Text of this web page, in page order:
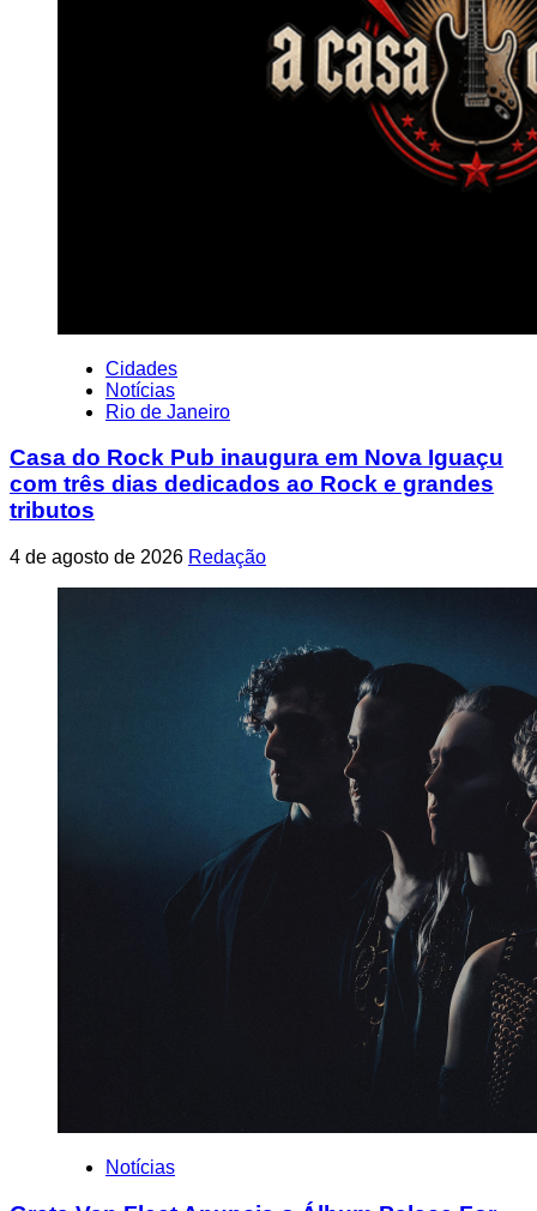
Cidades
Notícias
Rio de Janeiro
Casa do Rock Pub inaugura em Nova Iguaçu
com três dias dedicados ao Rock e grandes
tributos
4 de agosto de 2026 Redação
Notícias